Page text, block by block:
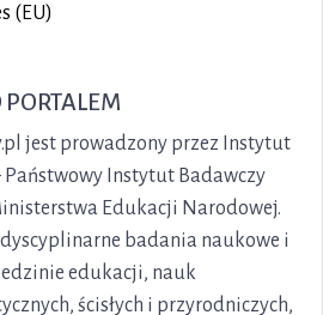
(EU)
PORTALEM
jest prowadzony przez Instytut
Państwowy Instytut Badawczy
Edukacji Narodowej.
badania naukowe i
edukacji, nauk
ścisłych i przyrodniczych,